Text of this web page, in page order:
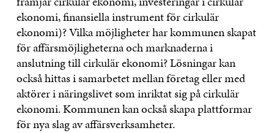
ekonomi, finansiella instrument för cirkulär
ekonomi)? Vilka möjligheter har kommunen skapat
för affärsmöjligheterna och marknaderna i
anslutning till cirkulär ekonomi? Lösningar kan
också hittas i samarbetet mellan företag eller med
aktörer i näringslivet som inriktat sig på cirkulär
ekonomi. Kommunen kan också skapa plattformar
för nya slag av affärsverksamheter.